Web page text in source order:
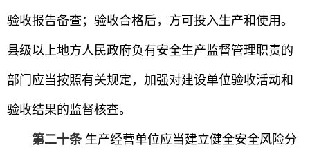
验收报告备查；验收合格后，方可投入生产和使用。
县级以上地方人民政府负有安全生产监督管理职责的
部门应当按照有关规定，加强对建设单位验收活动和
验收结果的监督核查。
第二十条 生产经营单位应当建立健全安全风险分